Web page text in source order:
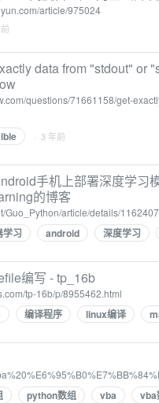
article/975024
data from "stdout" or
questions/71661158/get-
· 3 年前
手机上部署深度学习
的博客
Guo_Python/article/details/
学习 android 深度学习
编写 - tp_16b
tp-16b/p/8955462.html
编译程序 linux编译
python数组 vba vba